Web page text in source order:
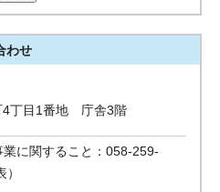
わせ
丁目1番地 庁舎3階
業に関すること：058-259-